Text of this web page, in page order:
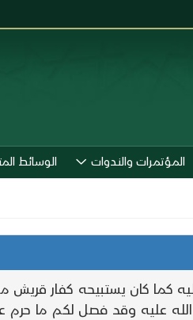
المؤتمرات والندوات الوسائط
كما كان يستبيحه كفار قريش
الله عليه وقد فصل لكم ما